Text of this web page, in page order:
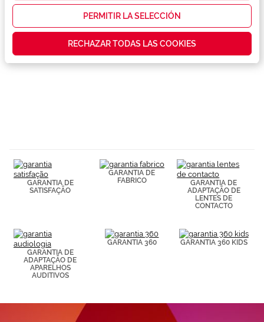
las
que realmente
contenidos
personalizados
Puedes
consultar más
información en
nuestra
PERMITIR LA SELECCIÓN
RECHAZAR TODAS LAS COOKIES
Conselhos
Serviços exclusivos
GARANTIA DE
SATISFAÇÃO
GARANTIA DE
FABRICO
GARANTIA DE
ADAPTAÇÃO DE
LENTES DE
CONTACTO
GARANTIA DE
ADAPTAÇÃO DE
APARELHOS
AUDITIVOS
GARANTIA 360 GARANTIA 360 KIDS